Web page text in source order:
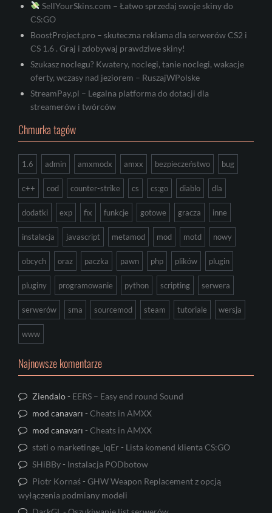
SellYourSkins.com – Łatwo sprzedaj swoje skiny do
CS:GO
BoostProject.pro – skuteczna reklama dla serwerów CS2 i
CS 1.6 . Graj i zdobywaj prawdziwe skiny!
Szukasz noclegu? Kwatery, noclegi, tanie noclegi, wakacje
oferty, wczasy nad jeziorem – RuszajWPolske
StreamPay.pl – Legalna platforma do dotacji dla
streamerów i twórców
Chmurka tagów
1.6 admin amxmodx amxx bezpieczeństwo bug
c++ cod counter-strike cs cs:go diablo dla
dodatki exp fix funkcje gotowe gracza inne
instalacja javascript metamod mod motd nowy
obcych oraz paczka pawn php plików plugin
pluginy programowanie python scripting serwera
serwerów sma sourcemod steam tutoriale wersja
www
Najnowsze komentarze
Ziendalo- EERS – Easy end round Sound
mod canavarı -Cheats in AMXX
mod canavarı -Cheats in AMXX
stati o marketinge_lqEr - Lista komend klienta CS:GO
SHiBBy- Instalacja PODbotow
Piotr Kornaś-GHW Weapon Replacement z opcją
wyłączenia podmiany modeli